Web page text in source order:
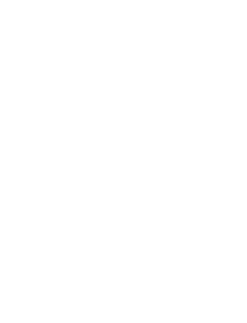
Ein Jet-Helm ist wahrscheinlich
Sie bei der Fahrt mit Ihrem Ryker
Fahrtwind spüren wollen. Sie
hervorragend für Fahrten bei
sollten Sie sie in Betracht ziehen,
normalerweise fahren, nicht allzu